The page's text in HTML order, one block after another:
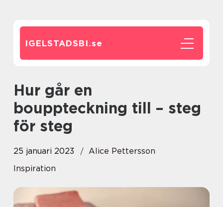
IGELSTADSBI.se
Hur går en
bouppteckning till – steg
för steg
25 januari 2023
Alice Pettersson
Inspiration